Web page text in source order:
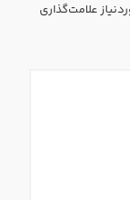
علامت‌گذاری